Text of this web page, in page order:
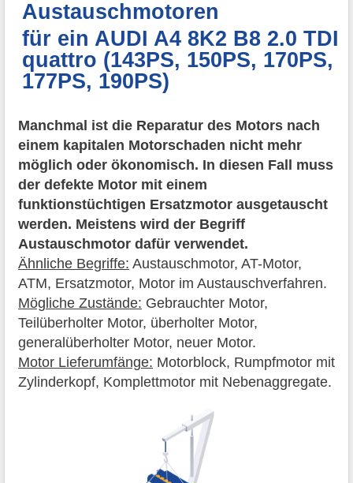
Austauschmotoren
für ein AUDI A4 8K2 B8 2.0 TDI
quattro (143PS, 150PS, 170PS,
177PS, 190PS)
Manchmal ist die Reparatur des Motors nach
einem kapitalen Motorschaden nicht mehr
möglich oder ökonomisch. In diesen Fall muss
der defekte Motor mit einem
funktionstüchtigen Ersatzmotor ausgetauscht
werden. Meistens wird der Begriff
Austauschmotor dafür verwendet.
Ähnliche Begriffe: Austauschmotor, AT-Motor,
ATM, Ersatzmotor, Motor im Austauschverfahren.
Mögliche Zustände: Gebrauchter Motor,
Teilüberholter Motor, überholter Motor,
generalüberholter Motor, neuer Motor.
Motor Lieferumfänge: Motorblock, Rumpfmotor mit
Zylinderkopf, Komplettmotor mit Nebenaggregate.